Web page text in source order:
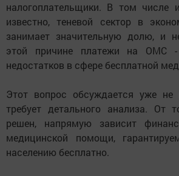
налогоплательщики. В том
известно, теневой сектор в
занимает значительную долю, и
этой причине платежи на ОМС
недостатков в сфере бесплатной
Этот вопрос обсуждается уже
требует детального анализа. От
решен, напрямую зависит
медицинской помощи,
населению бесплатно.